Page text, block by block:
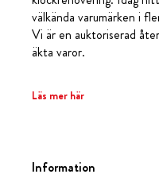
välkända varumärken i
Vi är en auktoriserad
äkta varor.
Läs mer här
Information